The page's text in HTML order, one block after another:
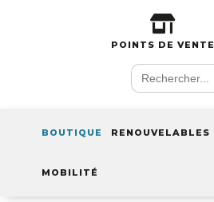
POINTS DE VENTE
Search
for:
BOUTIQUE RENOUVELABLES
MOBILITÉ